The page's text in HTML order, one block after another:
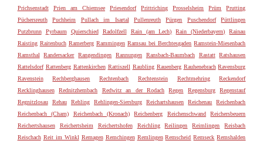
Prichsenstadt
Prien am Chiemsee Priesendorf Prittriching Prosselsheim Prüm
Prutting
Püchersreuth
Puchheim Pullach im Isartal Pullenreuth Pürgen Puschendorf
Püttlingen
Putzbrunn
Pyrbaum Quierschied Radolfzell Rain (am Lech) Rain (Niederbayern)
Rainau
Raisting Raitenbuch Ramerberg Rammingen Ramsau bei Berchtesgaden Ramstein-Miesenbach
Ramsthal
Randersacker Rangendingen Rannungen Ransbach-Baumbach Rastatt
Ratshausen
Rattelsdorf Rattenberg Rattenkirchen Rattiszell Raubling Rauenberg Rauhenebrach Ravensburg
Ravenstein
Rechberghausen Rechtenbach Rechtenstein Rechtmehring
Reckendorf
Recklinghausen
Rednitzhembach Redwitz an der Rodach Regen Regensburg
Regenstauf
Regnitzlosau
Rehau Rehling Rehlingen-Siersburg Reichartshausen Reichenau
Reichenbach
Reichenbach (Cham)
Reichenbach (Kronach) Reichenberg Reichenschwand
Reichersbeuern
Reichertshausen
Reichertsheim Reichertshofen Reichling Reilingen Reimlingen
Reisbach
Reischach Reit im Winkl Remagen Remchingen Remlingen Remscheid Remseck Remshalden